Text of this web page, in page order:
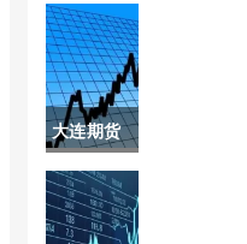
大连期货
商品交易
所期货品